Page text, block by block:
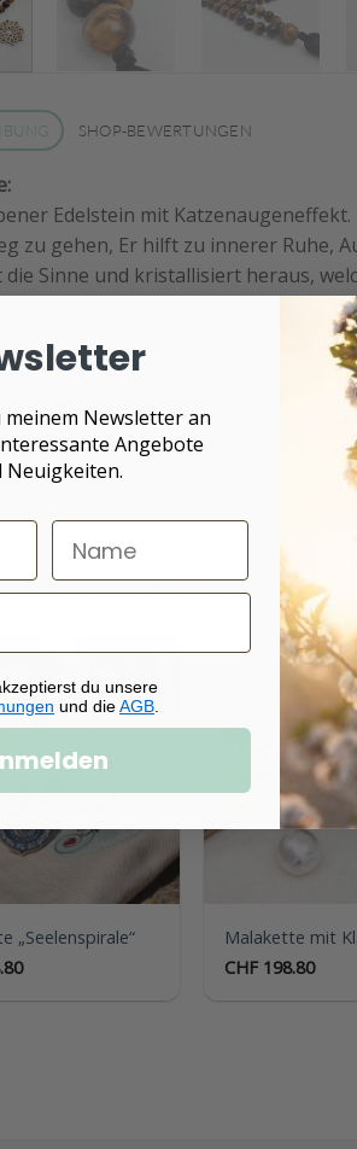
SHOP-BEWERTUNGEN
Edelstein mit
zu gehen, Er hilft zu innerer Ruhe,
Sinne und kristallisiert heraus,
Mala mit 108 Perlen und einer
Multiplizieren der 12 astrologischen
Meru, die uns an die Lehrer im
schön verpackt geliefert.
von Herzen das
Auf die
„Seelenspirale“
Malakette mit
CHF198.80
meinem Newsletter an
Angebote
Neuigkeiten.
du unsere
und dieAGB